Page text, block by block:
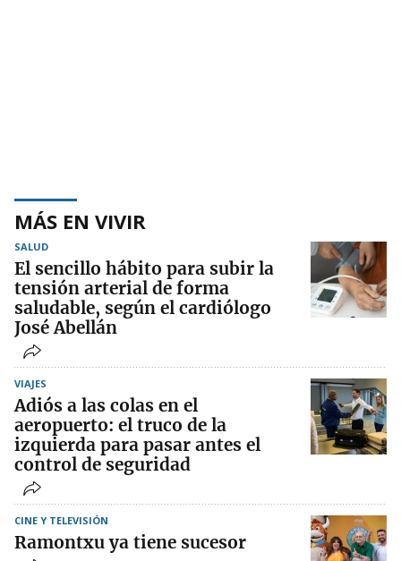
MÁS EN VIVIR
SALUD
El sencillo hábito para subir la
tensión arterial de forma
saludable, según el cardiólogo
José Abellán
VIAJES
Adiós a las colas en el
aeropuerto: el truco de la
izquierda para pasar antes el
control de seguridad
CINE Y TELEVISIÓN
Ramontxu ya tiene sucesor